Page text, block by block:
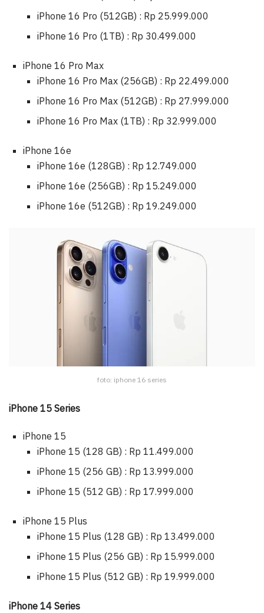
iPhone 16 Pro (512GB) : Rp 25.999.000
iPhone 16 Pro (1TB) : Rp 30.499.000
iPhone 16 Pro Max
iPhone 16 Pro Max (256GB) : Rp 22.499.000
iPhone 16 Pro Max (512GB) : Rp 27.999.000
iPhone 16 Pro Max (1TB) : Rp 32.999.000
iPhone 16e
iPhone 16e (128GB) : Rp 12.749.000
iPhone 16e (256GB) : Rp 15.249.000
iPhone 16e (512GB) : Rp 19.249.000
foto: iphone 16 series
iPhone 15 Series
iPhone 15
iPhone 15 (128 GB) : Rp 11.499.000
iPhone 15 (256 GB) : Rp 13.999.000
iPhone 15 (512 GB) : Rp 17.999.000
iPhone 15 Plus
iPhone 15 Plus (128 GB) : Rp 13.499.000
iPhone 15 Plus (256 GB) : Rp 15.999.000
iPhone 15 Plus (512 GB) : Rp 19.999.000
iPhone 14 Series